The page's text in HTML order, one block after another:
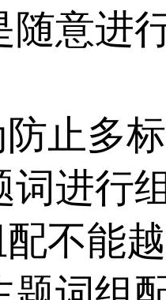
随意进
止多标
词进行
不能越